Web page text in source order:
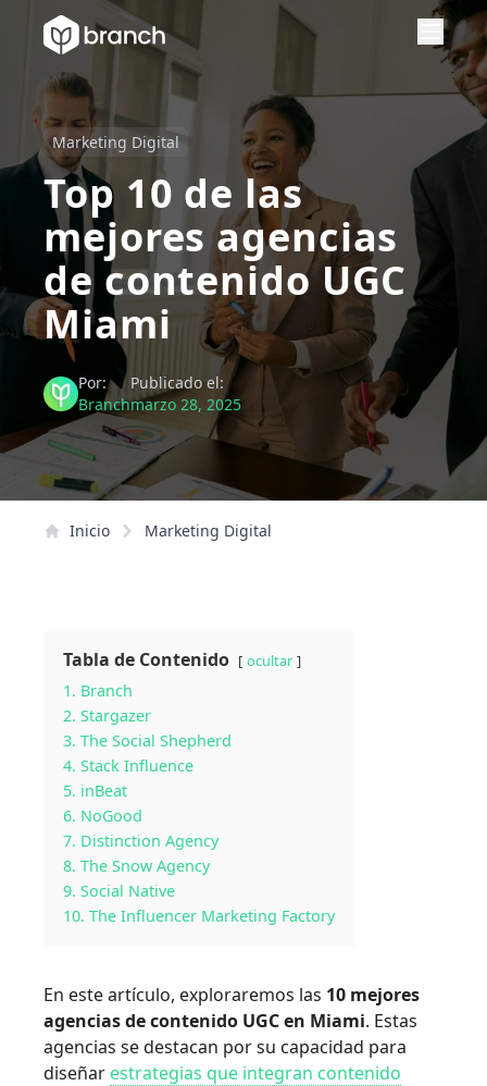
Marketing Digital
Top 10 de las
mejores agencias
de contenido UGC
Miami
Por:
Branch
Publicado el:
marzo 28, 2025
Inicio Marketing Digital
Tabla de Contenido ocultar
1. Branch
2. Stargazer
3. The Social Shepherd
4. Stack Influence
5. inBeat
6. NoGood
7. Distinction Agency
8. The Snow Agency
9. Social Native
10. The Influencer Marketing Factory
En este artículo, exploraremos las 10 mejores
agencias de contenido UGC en Miami. Estas
agencias se destacan por su capacidad para
diseñar estrategias que integran contenido